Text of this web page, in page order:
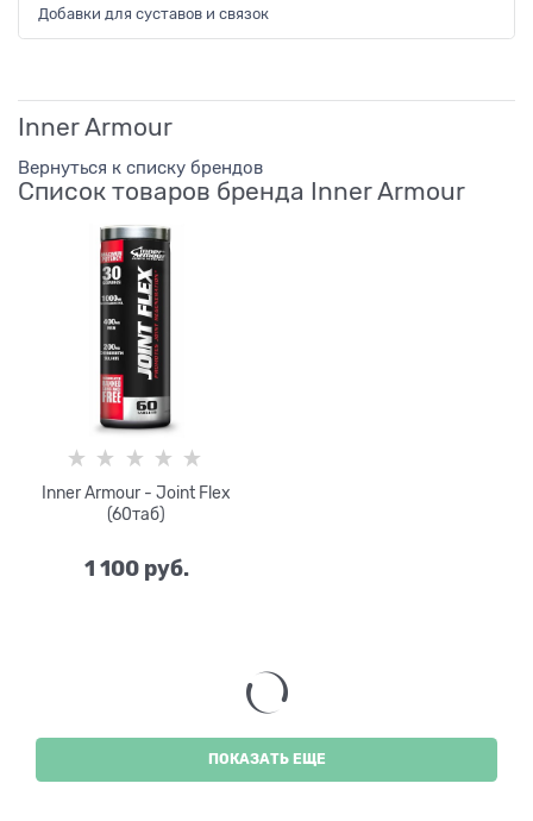
Добавки для суставов и связок
Inner Armour
Вернуться к списку брендов
Список товаров бренда Inner Armour
Inner Armour - Joint Flex
(60таб)
1 100 руб.
ПОКАЗАТЬ ЕЩЕ